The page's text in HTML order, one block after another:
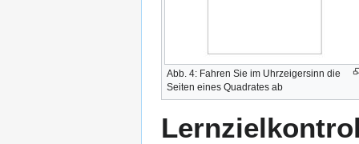
Abb. 4: Fahren Sie im Uhrzeigersinn die
Seiten eines Quadrates ab